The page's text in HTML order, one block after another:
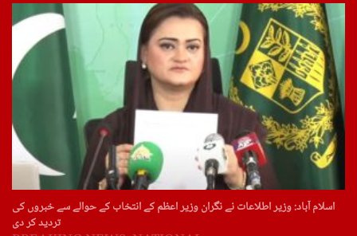
اسلام آباد: وزیر اطلاعات نے نگران وزیر اعظم کے انتخاب کے حوالے سے خبروں کی
تردید کر دی